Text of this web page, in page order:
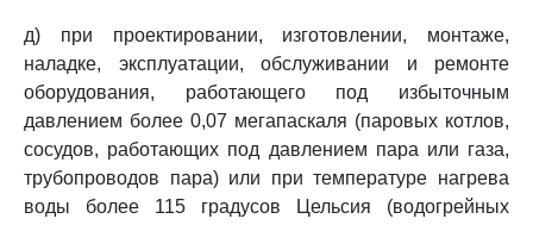
д) при проектировании, изготовлении, монтаже,
наладке, эксплуатации, обслуживании и ремонте
оборудования, работающего под избыточным
давлением более 0,07 мегапаскаля (паровых котлов,
сосудов, работающих под давлением пара или газа,
трубопроводов пара) или при температуре нагрева
воды более 115 градусов Цельсия (водогрейных